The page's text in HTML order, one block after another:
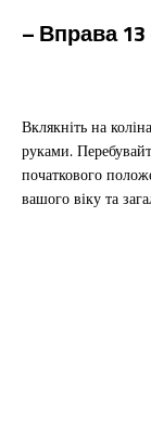
– Вправа 13
Вклякніть на
руками.
початкового
вашого віку та